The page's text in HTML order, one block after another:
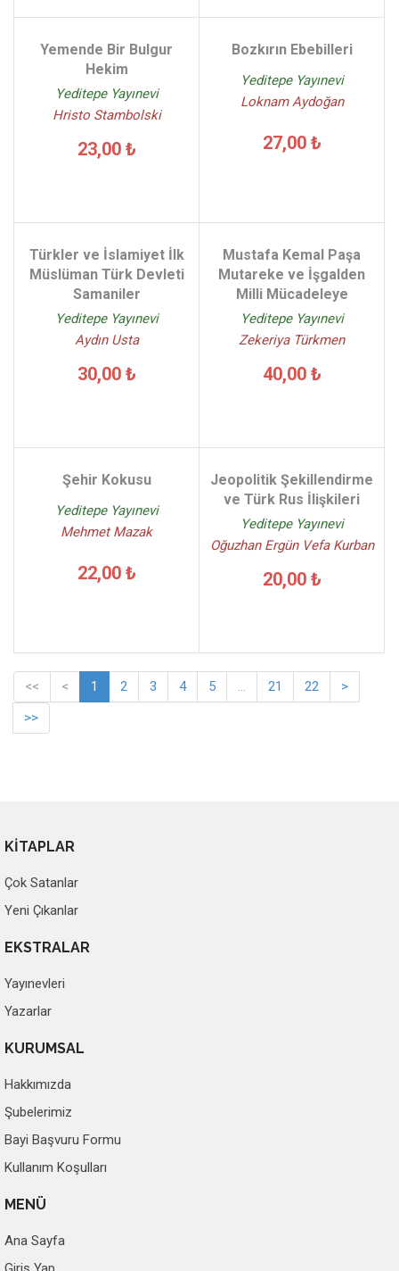
Yemende Bir Bulgur
Hekim
Yeditepe Yayınevi
Hristo Stambolski
23,00 ₺
Bozkırın Ebebilleri
Yeditepe Yayınevi
Loknam Aydoğan
27,00 ₺
Türkler ve İslamiyet İlk
Müslüman Türk Devleti
Samaniler
Yeditepe Yayınevi
Aydın Usta
30,00 ₺
Mustafa Kemal Paşa
Mutareke ve İşgalden
Milli Mücadeleye
Yeditepe Yayınevi
Zekeriya Türkmen
40,00 ₺
Şehir Kokusu
Yeditepe Yayınevi
Mehmet Mazak
22,00 ₺
Jeopolitik Şekillendirme
ve Türk Rus İlişkileri
Yeditepe Yayınevi
Oğuzhan Ergün Vefa Kurban
20,00 ₺
<< < 1 2 3 4 5 ... 21 22
>
>>
KİTAPLAR
Çok Satanlar
Yeni Çıkanlar
EKSTRALAR
Yayınevleri
Yazarlar
KURUMSAL
Hakkımızda
Şubelerimiz
Bayi Başvuru Formu
Kullanım Koşulları
MENÜ
Ana Sayfa